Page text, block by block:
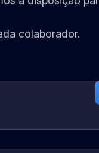
colaborador.